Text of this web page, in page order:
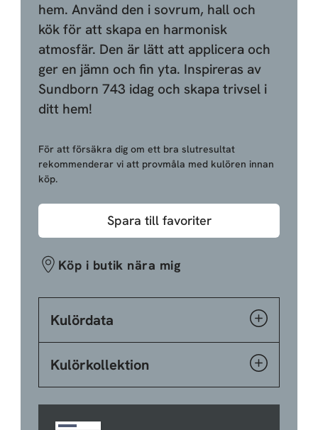
hem. Använd den i sovrum, hall och
kök för att skapa en harmonisk
atmosfär. Den är lätt att applicera och
ger en jämn och fin yta. Inspireras av
Sundborn 743 idag och skapa trivsel i
ditt hem!
För att försäkra dig om ett bra slutresultat
rekommenderar vi att provmåla med kulören innan
köp.
Spara till favoriter
Köp i butik nära mig
Kulördata
Kulörkollektion